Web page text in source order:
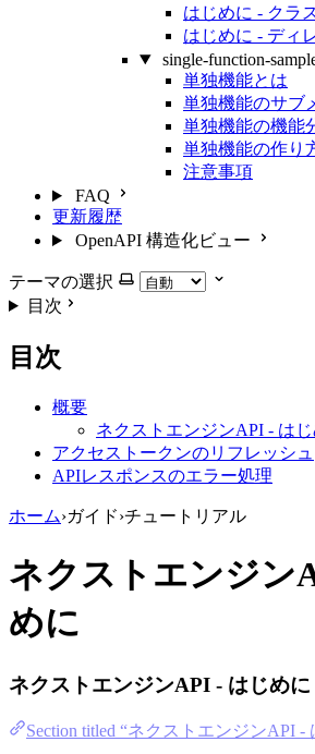
はじめに - クラ
はじめに - ディ
single-function-
単独機能とは
単独機能のサブ
単独機能の機能
単独機能の作り
注意事項
FAQ
更新履歴
OpenAPI 構造化ビュー
テーマの選択
目次
目次
概要
ネクストエンジンAPI - はじ
アクセストークンのリフレッシュ
APIレスポンスのエラー処理
ホーム›ガイド›チュートリアル
ネクストエンジン
めに
ネクストエンジンAPI - はじめに
Section titled “ネクストエンジンAPI -